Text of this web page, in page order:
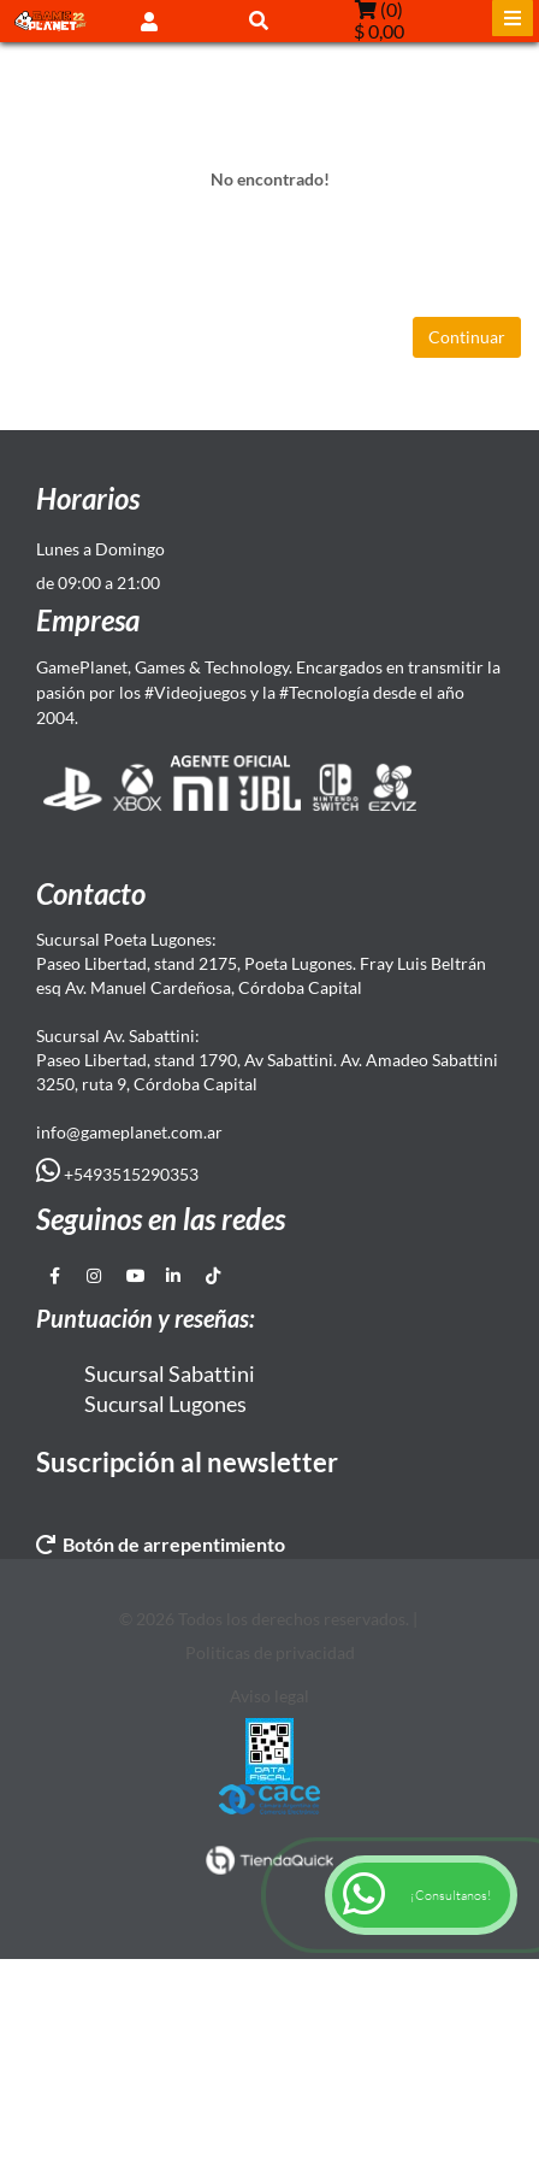
(0)
$ 0,00
No encontrado!
Continuar
Horarios
Lunes a Domingo
de 09:00 a 21:00
Empresa
GamePlanet, Games & Technology. Encargados en transmitir la
pasión por los #Videojuegos y la #Tecnología desde el año
2004.
Contacto
Sucursal Poeta Lugones:
Paseo Libertad, stand 2175, Poeta Lugones. Fray Luis Beltrán
esq Av. Manuel Cardeñosa, Córdoba Capital
Sucursal Av. Sabattini:
Paseo Libertad, stand 1790, Av Sabattini. Av. Amadeo Sabattini
3250, ruta 9, Córdoba Capital
info@gameplanet.com.ar
+5493515290353
Seguinos en las redes
Puntuación y reseñas:
Sucursal Sabattini
Sucursal Lugones
Suscripción al newsletter
Botón de arrepentimiento
¡Consultanos!